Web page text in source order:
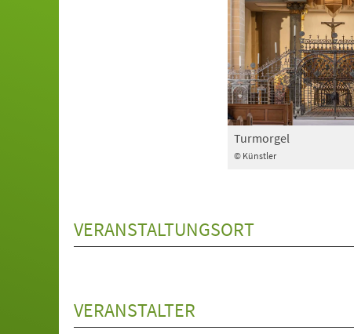
© Künstler
Turmorgel
VERANSTALTUNGSORT
VERANSTALTER